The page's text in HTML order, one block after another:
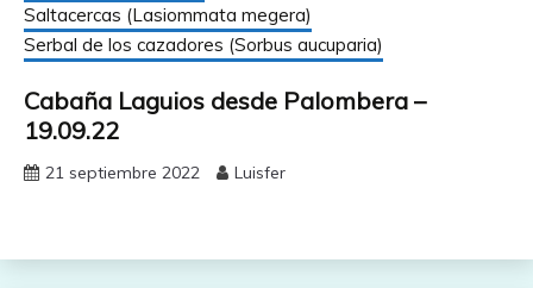
Saltacercas (Lasiommata megera)
Serbal de los cazadores (Sorbus aucuparia)
Cabaña Laguios desde Palombera –
19.09.22
21 septiembre 2022 Luisfer